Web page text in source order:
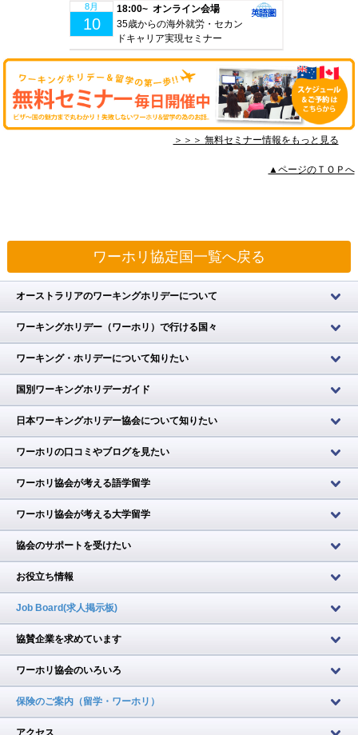
8月
10
18:00~ オンライン会場
35歳からの海外就労・セカン
ドキャリア実現セミナー
＞＞＞ 無料セミナー情報をもっと見る
▲ページのＴＯＰへ
ワーホリ協定国一覧へ戻る
オーストラリアのワーキングホリデーについて
ワーキングホリデー（ワーホリ）で行ける国々
ワーキング・ホリデーについて知りたい
国別ワーキングホリデーガイド
日本ワーキングホリデー協会について知りたい
ワーホリの口コミやブログを見たい
ワーホリ協会が考える語学留学
ワーホリ協会が考える大学留学
協会のサポートを受けたい
お役立ち情報
Job Board(求人掲示板)
協賛企業を求めています
ワーホリ協会のいろいろ
保険のご案内（留学・ワーホリ）
アクセス